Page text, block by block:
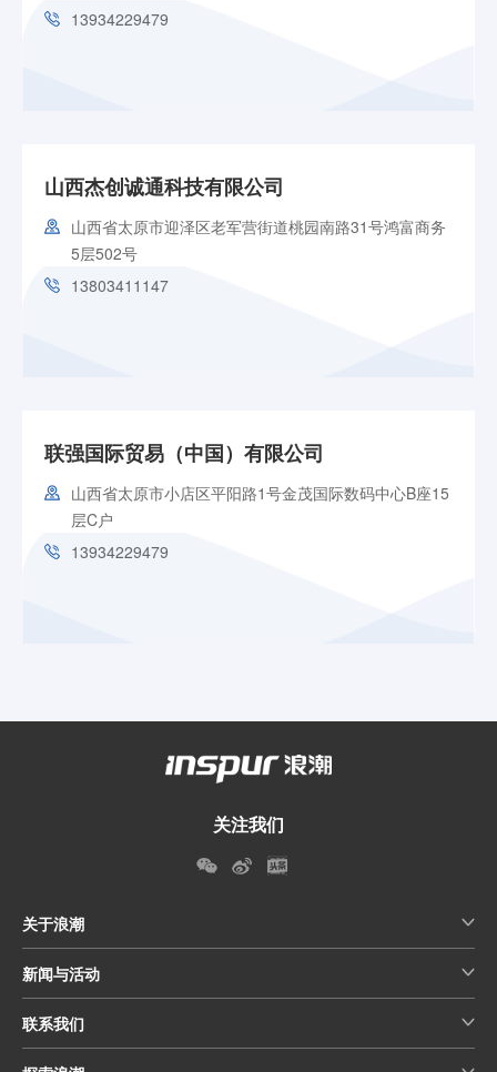
13934229479
山西杰创诚通科技有限公司
山西省太原市迎泽区老军营街道桃园南路31号鸿富商务
5层502号
13803411147
联强国际贸易（中国）有限公司
山西省太原市小店区平阳路1号金茂国际数码中心B座15
层C户
13934229479
关注我们
关于浪潮
新闻与活动
联系我们